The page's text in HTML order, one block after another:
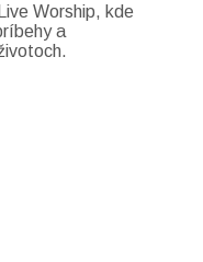
Worship, kde
a